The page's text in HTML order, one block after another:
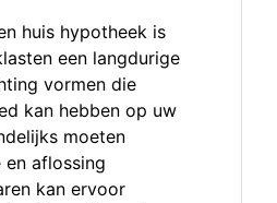
huis hypotheek is
een langdurige
vormen die
kan hebben op uw
moeten
en aflossing
kan ervoor